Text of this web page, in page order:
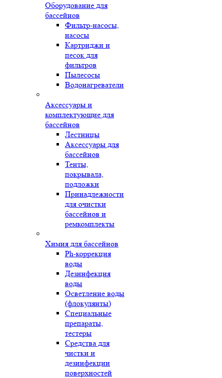
Оборудование для
бассейнов
Фильтр-насосы,
насосы
Картриджи и
песок для
фильтров
Пылесосы
Водонагреватели
Аксессуары и
комплектующие для
бассейнов
Лестницы
Аксессуары для
бассейнов
Тенты,
покрывала,
подложки
Принадлежности
для очистки
бассейнов и
ремкомплекты
Химия для бассейнов
Ph-коррекция
воды
Дезинфекция
воды
Осветление воды
(флокулянты)
Специальные
препараты,
тестеры
Средства для
чистки и
дезинфекции
поверхностей